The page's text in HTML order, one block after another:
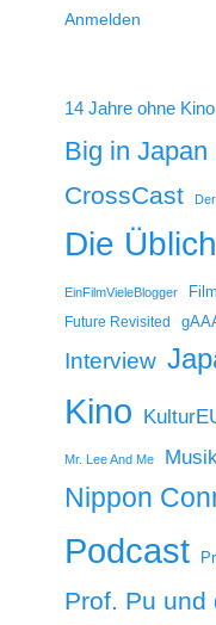
Anmelden
14 Jahre ohne Kino
Big in Japan
CrossCast
Die
EinFilmVieleBlogger
Future Revisited
Interview
Kino
Mr. Lee And Me
Nippon
Podcast
Prof. Pu und